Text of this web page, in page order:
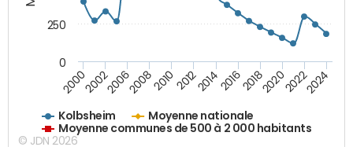
Kolbsheim
Moyenne nationale
Moyenne communes de 500 à 2 000 habitants
200020022006200820102012201420162018202020222024
0
250
© JDN 2026